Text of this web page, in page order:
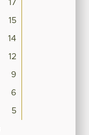
17
15
14
12
9
6
5